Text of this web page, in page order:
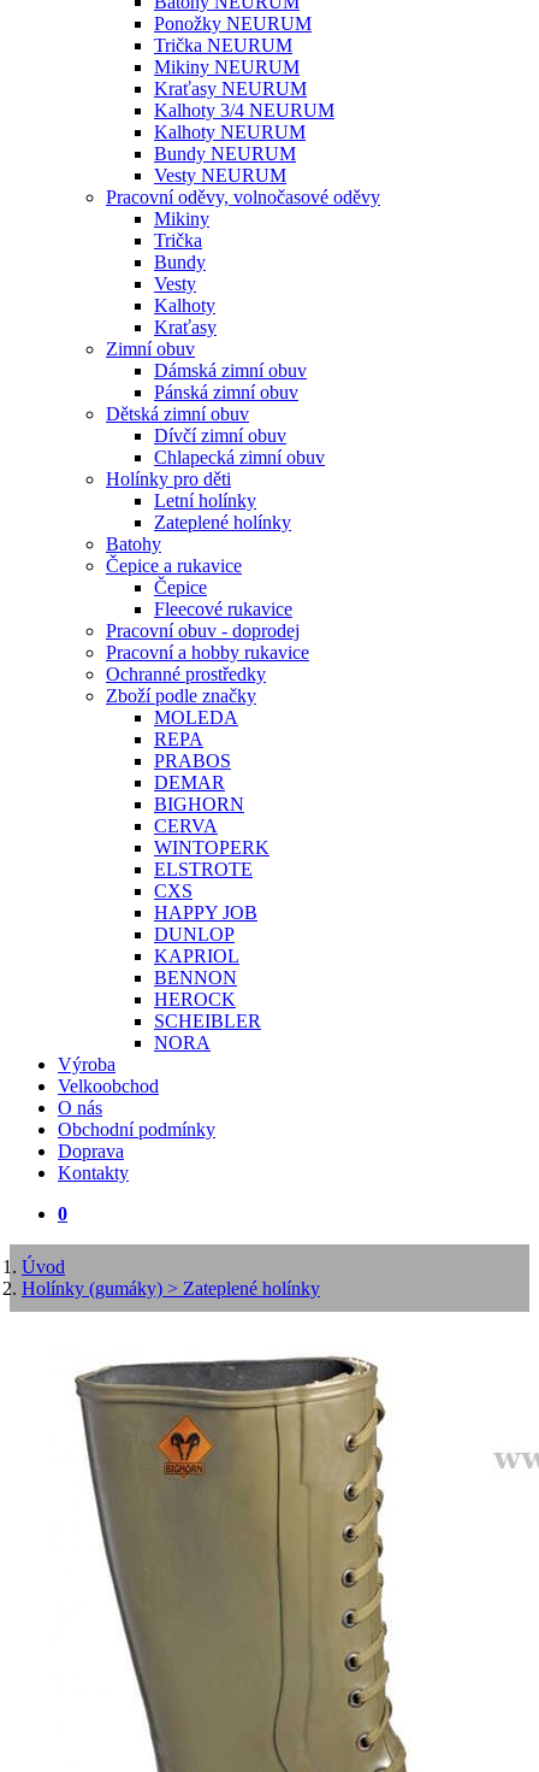
Ponožky NEURUM
Trička NEURUM
Mikiny NEURUM
Kraťasy NEURUM
Kalhoty 3/4 NEURUM
Kalhoty NEURUM
Bundy NEURUM
Vesty NEURUM
Pracovní oděvy, volnočasové oděvy
Mikiny
Trička
Bundy
Vesty
Kalhoty
Kraťasy
Zimní obuv
Dámská zimní obuv
Pánská zimní obuv
Dětská zimní obuv
Dívčí zimní obuv
Chlapecká zimní obuv
Holínky pro děti
Letní holínky
Zateplené holínky
Batohy
Čepice a rukavice
Čepice
Fleecové rukavice
Pracovní obuv - doprodej
Pracovní a hobby rukavice
Ochranné prostředky
Zboží podle značky
MOLEDA
REPA
PRABOS
DEMAR
BIGHORN
CERVA
WINTOPERK
ELSTROTE
CXS
HAPPY JOB
DUNLOP
KAPRIOL
BENNON
HEROCK
SCHEIBLER
NORA
Výroba
Velkoobchod
O nás
Obchodní podmínky
Doprava
Kontakty
0
Úvod
Holínky (gumáky) > Zateplené holínky